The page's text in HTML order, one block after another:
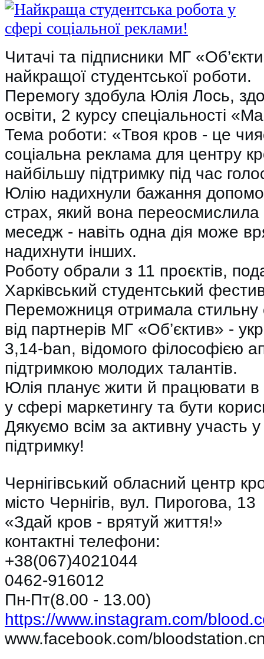
Читачі та підписники МГ
найкращої студентської роботи.
Перемогу здобула Юлія Лось,
освіти, 2 курсу спеціальності
Тема роботи: «Твоя кров - це
соціальна реклама для центру
найбільшу підтримку під час
Юлію надихнули бажання
страх, який вона переосмислила
меседж - навіть одна дія може
надихнути інших.
Роботу обрали з 11 проєктів,
Харківський студентський
Переможниця отримала стильну
від партнерів МГ «Об’єктив» -
3,14-ban, відомого філософією
підтримкою молодих талантів.
Юлія планує жити й працювати в
у сфері маркетингу та бути
Дякуємо всім за активну участь у
підтримку!
Чернігівський обласний центр
місто Чернігів, вул. Пирогова, 13
«Здай кров - врятуй життя!»
контактні телефони:
+38(067)4021044
0462-916012
Пн-Пт(8.00 - 13.00)
https://www.instagram.com/
www.facebook.com/